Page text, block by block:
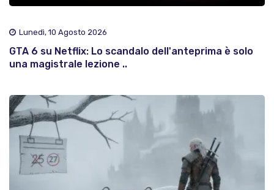
Lunedì, 10 Agosto 2026
GTA 6 su Netflix: Lo scandalo dell'anteprima è solo
una magistrale lezione ..